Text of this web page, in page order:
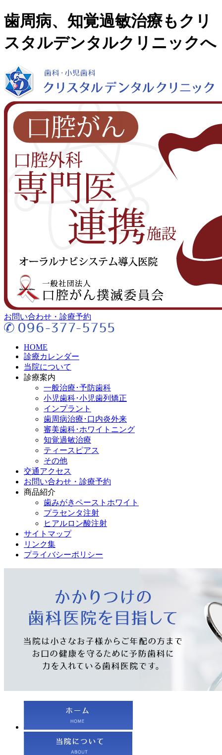
歯周病、知覚過敏治療もクリ
スタルデンタルクリニックへ
お問い合わせ・診療予約
HOME
診療カレンダー
当院について
診療案内
一般治療･予防歯科
小児歯科･小児歯列矯正
インプラント
歯周病治療･口内炎外来
審美歯科･ホワイトニング
知覚過敏治療
ティースピアス
その他
交通アクセス
お問い合わせ・診療予約
商品紹介
歯みがきペーストホワイト
プラセンタ注射
ヒアルロン酸注射
サイトマップ
リンク集
プライバシーポリシー